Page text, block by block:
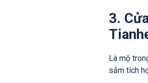
3.
Là mộ
sắm tích